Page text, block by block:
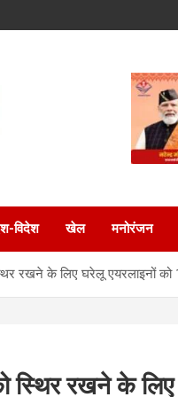
विदेश खेल मनोरंजन
रखने के लिए घरेलू एयरलाइनों
स्थिर रखने के